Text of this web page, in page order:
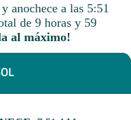
anochece a las 5:51
de 9 horas y 59
al máximo!